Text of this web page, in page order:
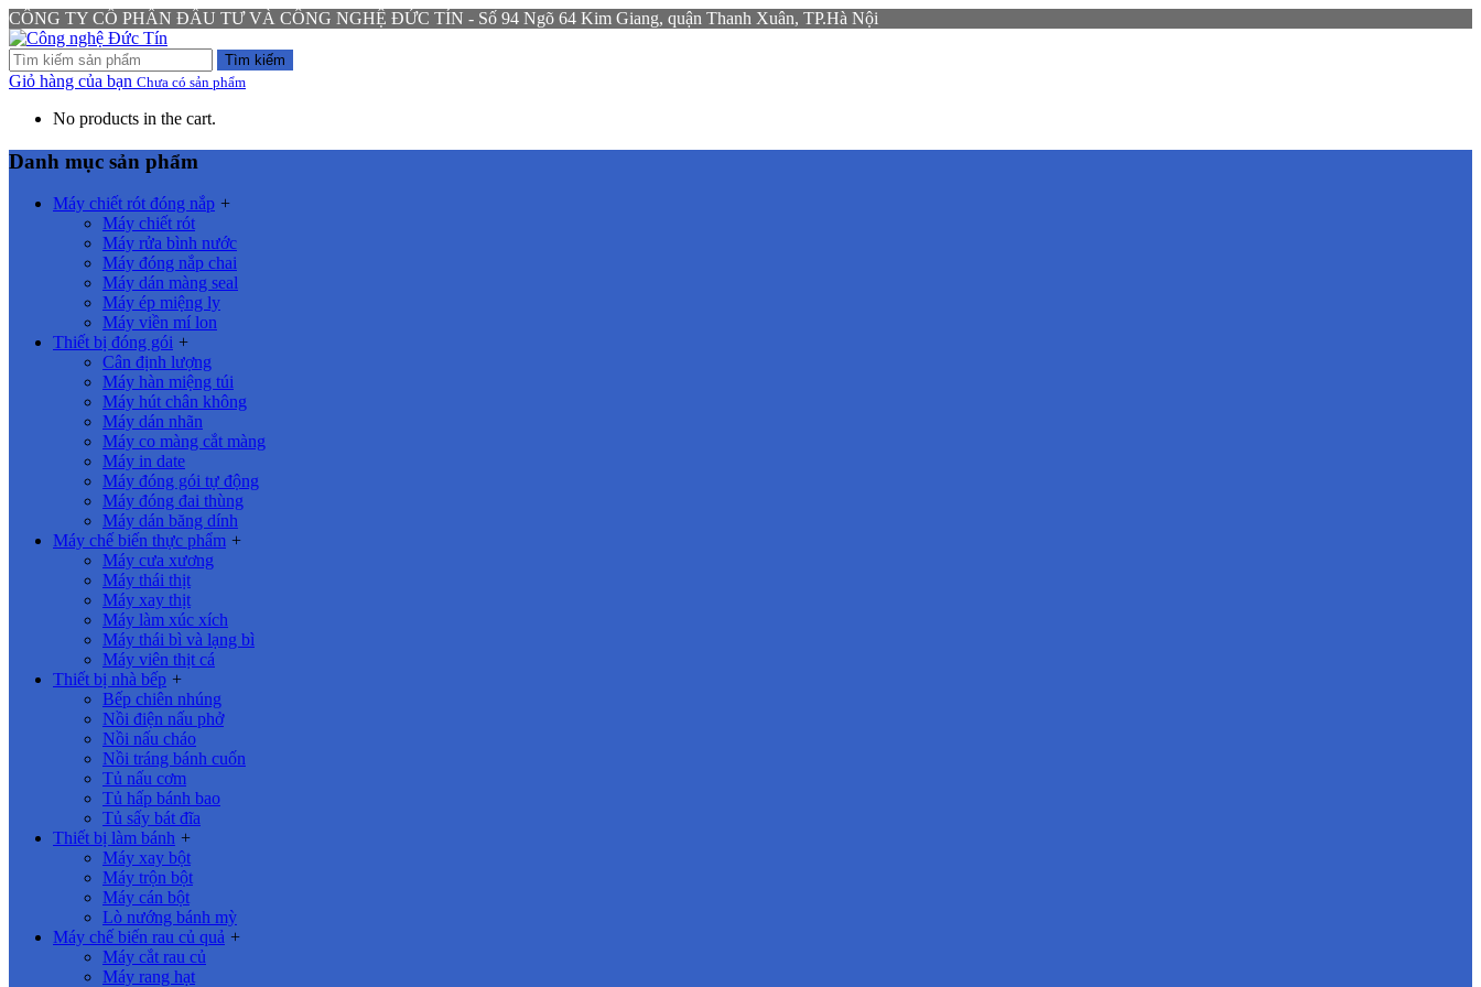
CÔNG TY CỔ PHẦN ĐẦU TƯ VÀ CÔNG NGHỆ ĐỨC TÍN - Số 94 Ngõ 64 Kim Giang, quận Thanh Xuân, TP.Hà Nội
Tìm kiếm
Giỏ hàng của bạn Chưa có sản phẩm
No products in the cart.
Danh mục sản phẩm
Máy chiết rót đóng nắp +
Máy chiết rót
Máy rửa bình nước
Máy đóng nắp chai
Máy dán màng seal
Máy ép miệng ly
Máy viền mí lon
Thiết bị đóng gói +
Cân định lượng
Máy hàn miệng túi
Máy hút chân không
Máy dán nhãn
Máy co màng cắt màng
Máy in date
Máy đóng gói tự động
Máy đóng đai thùng
Máy dán băng dính
Máy chế biến thực phẩm +
Máy cưa xương
Máy thái thịt
Máy xay thịt
Máy làm xúc xích
Máy thái bì và lạng bì
Máy viên thịt cá
Thiết bị nhà bếp +
Bếp chiên nhúng
Nồi điện nấu phở
Nồi nấu cháo
Nồi tráng bánh cuốn
Tủ nấu cơm
Tủ hấp bánh bao
Tủ sấy bát đĩa
Thiết bị làm bánh +
Máy xay bột
Máy trộn bột
Máy cán bột
Lò nướng bánh mỳ
Máy chế biến rau củ quả +
Máy cắt rau củ
Máy rang hạt